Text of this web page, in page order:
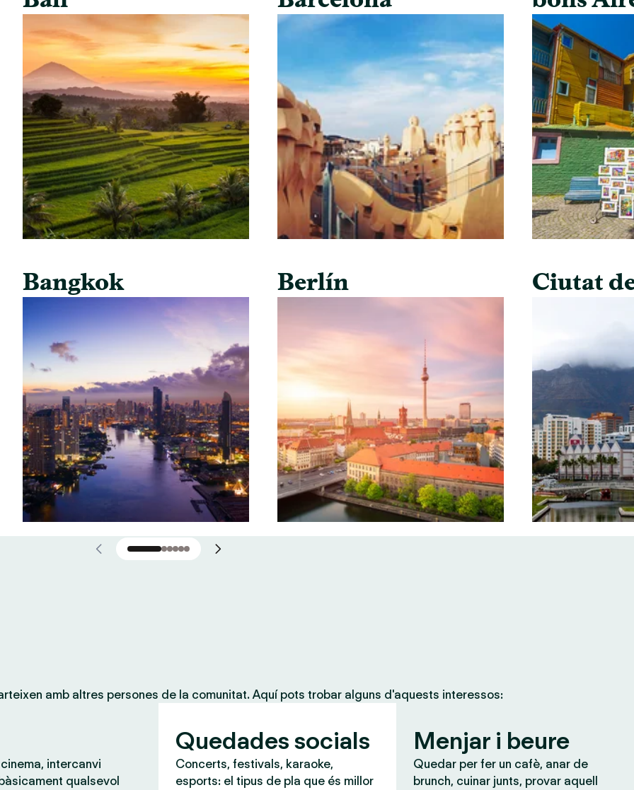
Bangkok Berlín Ciutat
amb altres persones de la comunitat. Aquí pots trobar alguns d'aquests interessos:
intercanvi
qualsevol
Quedades socials
Concerts, festivals, karaoke,
esports: el tipus de pla que és millor
Menjar i beure
Quedar per fer un cafè, anar de
brunch, cuinar junts, provar aquell